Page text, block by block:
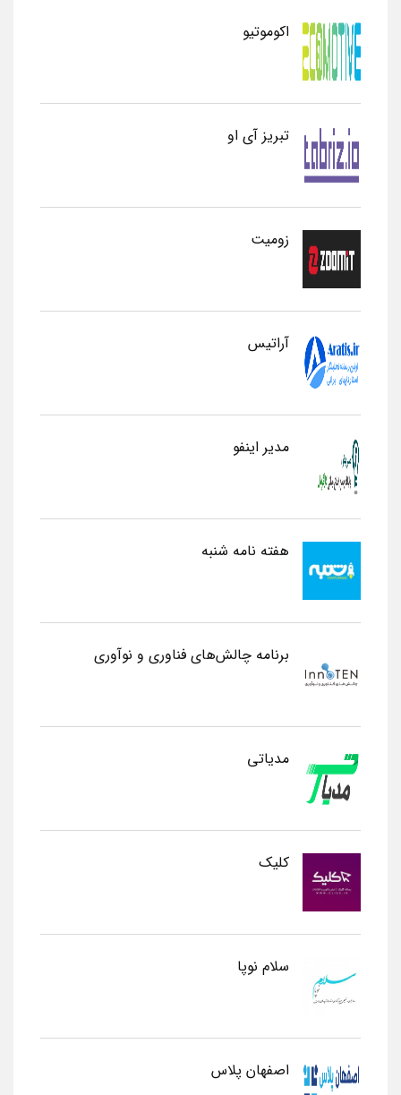
اکوموتیو
تبریز آی او
زومیت
آراتیس
مدیر اینفو
هفته نامه شنبه
برنامه چالش‌های فناوری و نوآوری
مدیاتی
کلیک
سلام نوپا
اصفهان پلاس